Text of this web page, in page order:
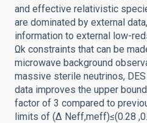
and effective relativistic
are dominated by external
information to external low-
Ωk constraints that can be
microwave background
massive sterile neutrinos,
data improves the upper
factor of 3 compared to
limits of (Δ Neff,meff)≤(0.28